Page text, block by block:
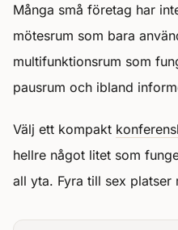
Många små företag har
mötesrum som bara
multifunktionsrum som
pausrum och ibland
Välj ett kompakt
hellre något litet som
all yta. Fyra till sex